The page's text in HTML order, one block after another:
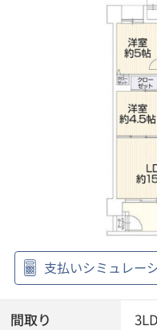
支払いシミュレー
間取り